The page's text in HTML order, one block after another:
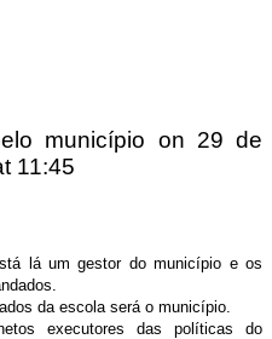
município on 29 de
11:45
lá um gestor do município e os
da escola será o município.
executores das políticas do